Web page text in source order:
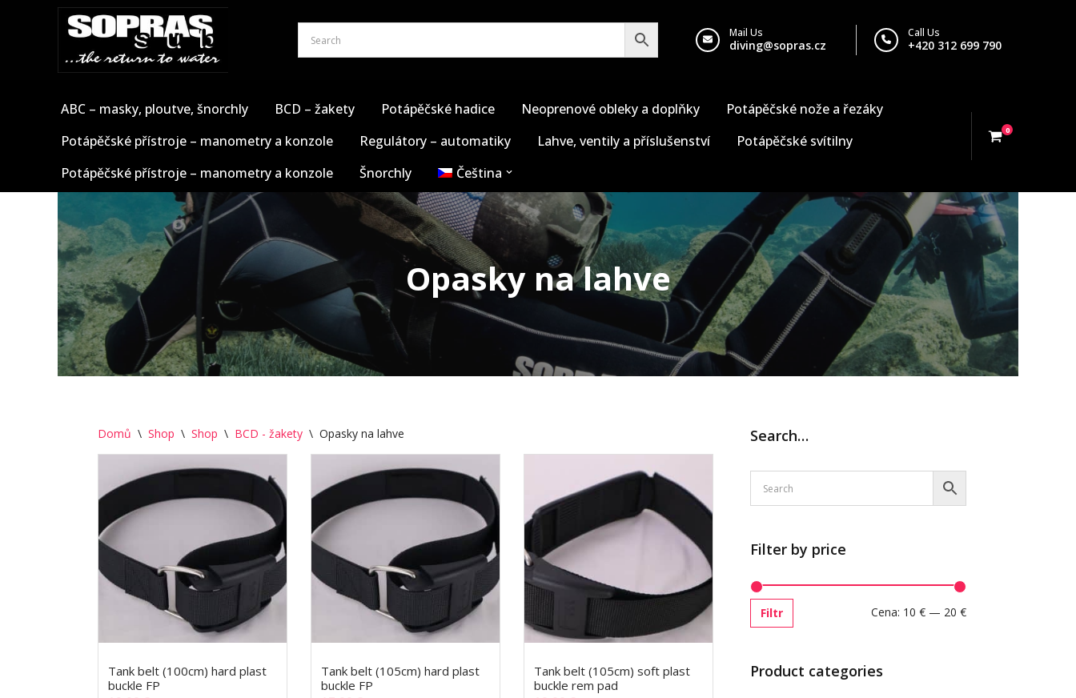
Call Us
+420 312 699 790
Mail Us
diving@sopras.cz
ABC – masky, ploutve, šnorchly BCD – žakety Potápěčské hadice Neoprenové obleky a doplňky
Potápěčské nože a řezáky
Potápěčské přístroje – manometry a konzole
Regulátory – automatiky Lahve, ventily a příslušenství
Potápěčské svítilny
Potápěčské přístroje – manometry a konzole
Šnorchly Čeština
0
Opasky na lahve
Domů \ Shop \ Shop \ BCD - žakety \ Opasky na lahve
Tank belt (100cm) hard plast
buckle FP
Tank belt (105cm) hard plast
buckle FP
Tank belt (105cm) soft plast
buckle rem pad
Search…
Filter by price
Filtr Cena: 10 € — 20 €
Product categories